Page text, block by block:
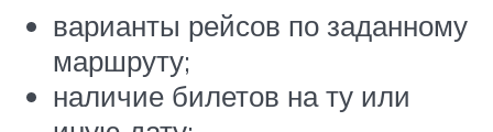
варианты рейсов по заданному
маршруту;
наличие билетов на ту или